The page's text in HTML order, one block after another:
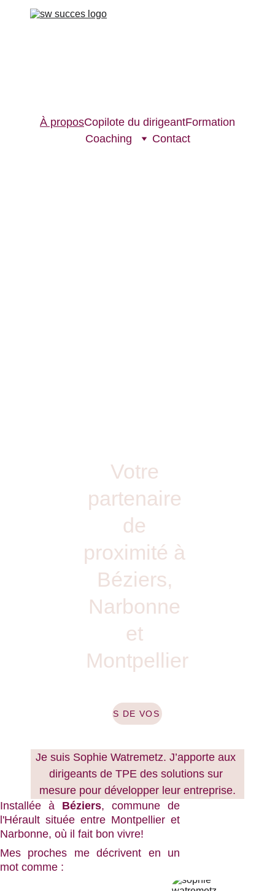
À proposCopilote du dirigeantFormation
Coaching
Contact
Votre
partenaire
de
proximité à
Béziers,
Narbonne
et
Montpellier
PARLONS DE VOS ENJEUX
Je suis Sophie Watremetz. J’apporte aux
dirigeants de TPE des solutions sur
mesure pour développer leur entreprise.
Installée à Béziers, commune de
l'Hérault située entre Montpellier et
Narbonne, où il fait bon vivre!
Mes proches me décrivent en un
mot comme :